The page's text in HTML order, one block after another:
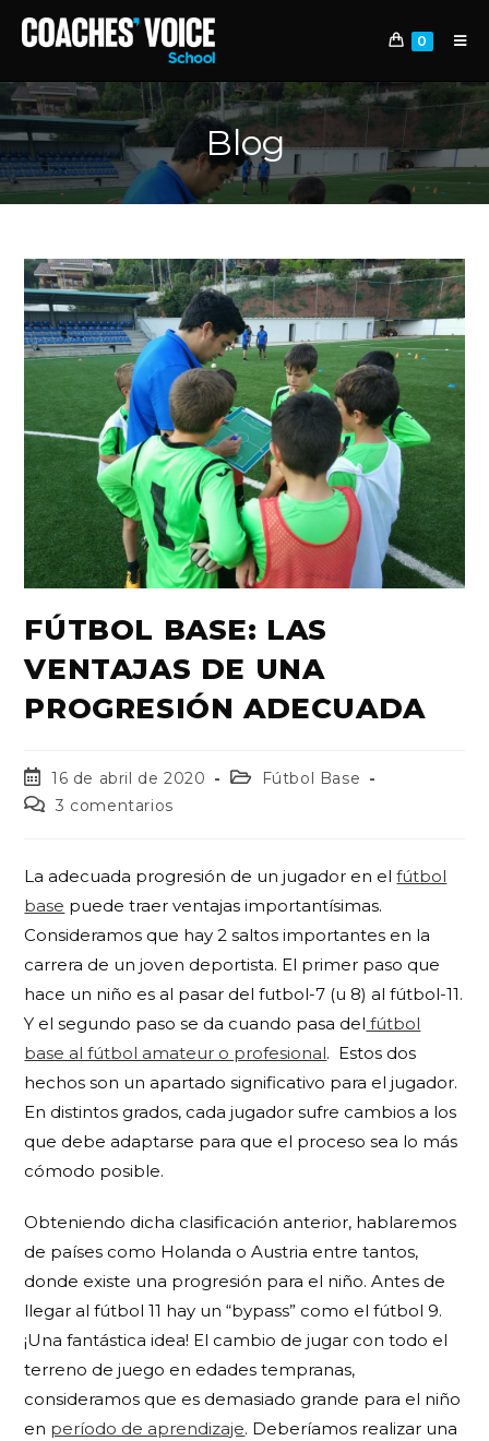
0
Blog
FÚTBOL BASE: LAS
VENTAJAS DE UNA
PROGRESIÓN ADECUADA
16 de abril de 2020
Fútbol Base
3 comentarios
La adecuada progresión de un jugador en elfútbol
base puede traer ventajas importantísimas.
Consideramos que hay 2 saltos importantes en la
carrera de un joven deportista. El primer paso que
hace un niño es al pasar del futbol-7 (u 8) al fútbol-11.
Y el segundo paso se da cuando pasa del fútbol
base al fútbol amateur o profesional. Estos dos
hechos son un apartado significativo para el jugador.
En distintos grados, cada jugador sufre cambios a los
que debe adaptarse para que el proceso sea lo más
cómodo posible.
Obteniendo dicha clasificación anterior, hablaremos
de países como Holanda o Austria entre tantos,
donde existe una progresión para el niño. Antes de
llegar al fútbol 11 hay un “bypass” como el fútbol 9.
¡Una fantástica idea! El cambio de jugar con todo el
terreno de juego en edades tempranas,
consideramos que es demasiado grande para el niño
en período de aprendizaje. Deberíamos realizar una